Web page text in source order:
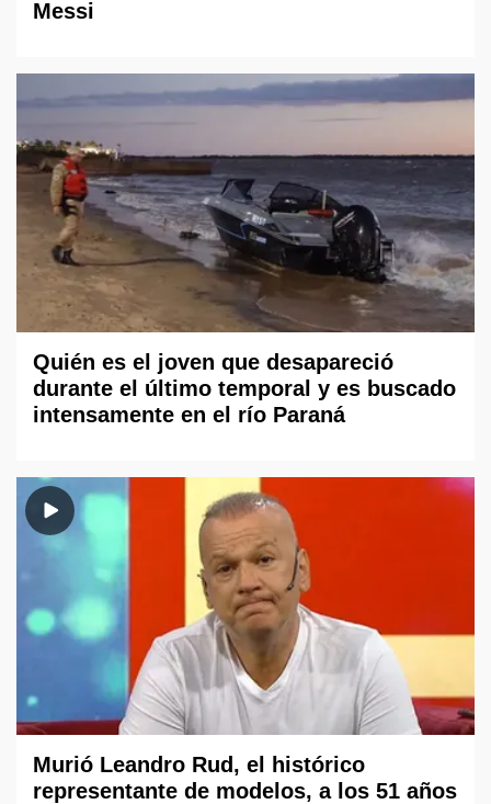
Messi
Quién es el joven que desapareció
durante el último temporal y es buscado
intensamente en el río Paraná
Murió Leandro Rud, el histórico
representante de modelos, a los 51 años